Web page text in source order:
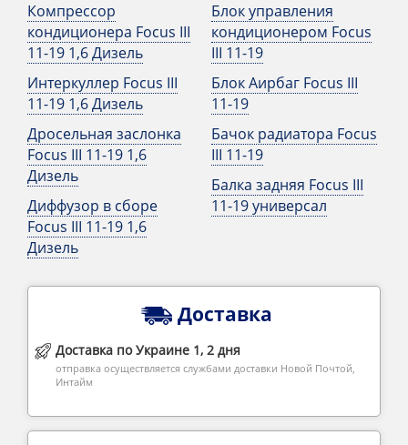
Компрессор
кондиционера Focus III
11-19 1,6 Дизель
Интеркуллер Focus III
11-19 1,6 Дизель
Дросельная заслонка
Focus III 11-19 1,6
Дизель
Диффузор в сборе
Focus III 11-19 1,6
Дизель
Блок управления
кондиционером Focus
III 11-19
Блок Аирбаг Focus III
11-19
Бачок радиатора Focus
III 11-19
Балка задняя Focus III
11-19 универсал
Доставка
Доставка по Украине 1, 2 дня
отправка осуществляется службами доставки Новой Почтой,
Интайм